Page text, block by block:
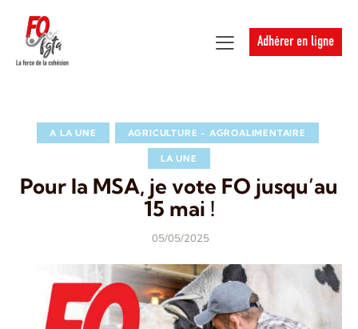
Adhérer en ligne
A LA UNE AGRICULTURE - AGROALIMENTAIRE
LA UNE
Pour la MSA, je vote FO jusqu’au
15 mai !
05/05/2025